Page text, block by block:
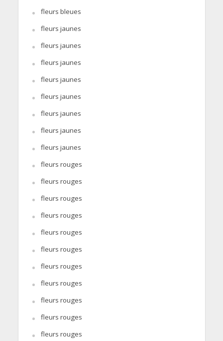
fleurs bleues
fleurs jaunes
fleurs jaunes
fleurs jaunes
fleurs jaunes
fleurs jaunes
fleurs jaunes
fleurs jaunes
fleurs jaunes
fleurs rouges
fleurs rouges
fleurs rouges
fleurs rouges
fleurs rouges
fleurs rouges
fleurs rouges
fleurs rouges
fleurs rouges
fleurs rouges
fleurs rouges